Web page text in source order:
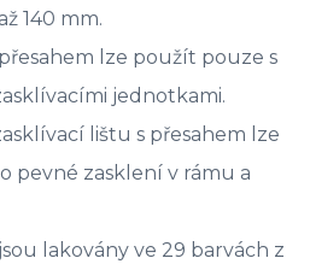
140 mm.
lze použít pouze s
jednotkami.
lištu s přesahem lze
pevné zasklení v rámu a
lakovány ve 29 barvách z